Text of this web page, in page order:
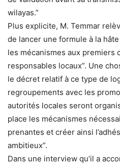
wilayas.”
Plus explicite, M. Temmar
de lancer une formule à la
les mécanismes aux premiers
responsables locaux”. Une
le décret relatif à ce type de
regroupements avec les
autorités locales seront
place les mécanismes
prenantes et créer ainsi
ambitieux”.
Dans une interview qu’il a